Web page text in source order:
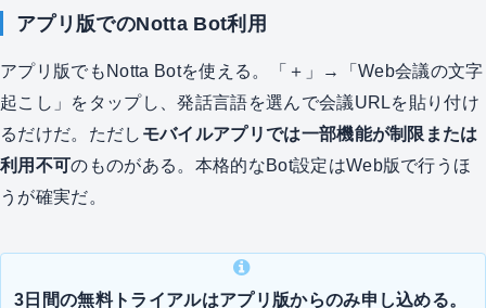
アプリ版でのNotta Bot利用
アプリ版でもNotta Botを使える。「＋」→「Web会議の文字
起こし」をタップし、発話言語を選んで会議URLを貼り付け
るだけだ。ただし モバイルアプリでは一部機能が制限または
利用不可のものがある。本格的なBot設定はWeb版で行うほ
うが確実だ。
3日間の無料トライアルはアプリ版からのみ申し込める。